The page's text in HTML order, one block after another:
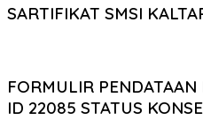
SARTIFIKAT SMSI
FORMULIR
ID 22085 STATUS